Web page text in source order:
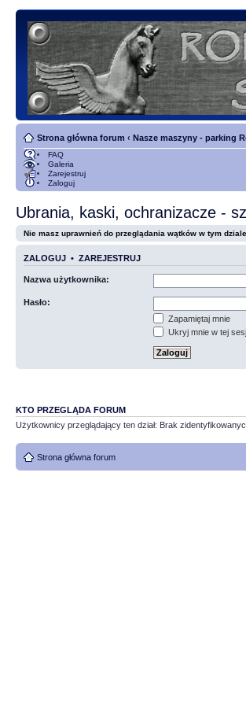
Strona główna forum ‹ Nasze maszyny - parking
FAQ
Galeria
Zarejestruj
Zaloguj
Ubrania, kaski, ochranizacze -
Nie masz uprawnień do przeglądania wątków w tym dziale.
ZALOGUJ • ZAREJESTRUJ
Nazwa użytkownika:
Hasło:
Zapamiętaj mnie
Ukryj mnie w tej
KTO PRZEGLĄDA FORUM
Użytkownicy przeglądający ten dział: Brak
Strona główna forum